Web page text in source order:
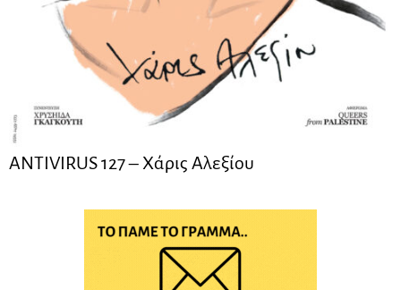
ANTIVIRUS 127 – Xάρις Αλεξίου